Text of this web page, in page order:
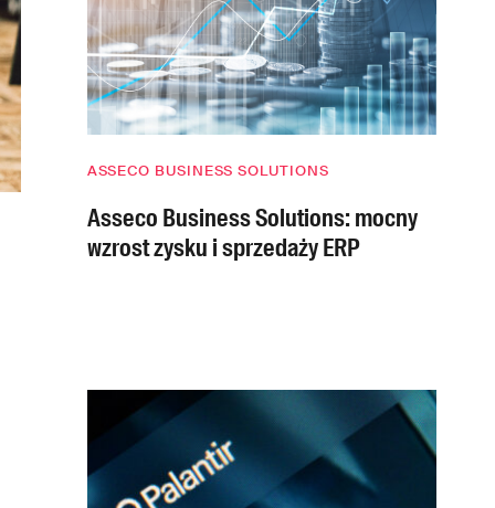
ASSECO BUSINESS SOLUTIONS
Asseco Business Solutions: mocny
wzrost zysku i sprzedaży ERP